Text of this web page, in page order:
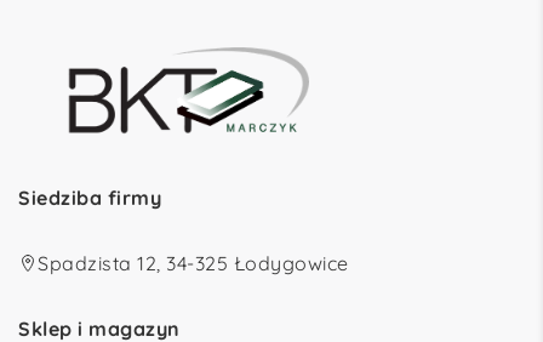
Siedziba firmy
Spadzista 12, 34-325 Łodygowice
Sklep i magazyn